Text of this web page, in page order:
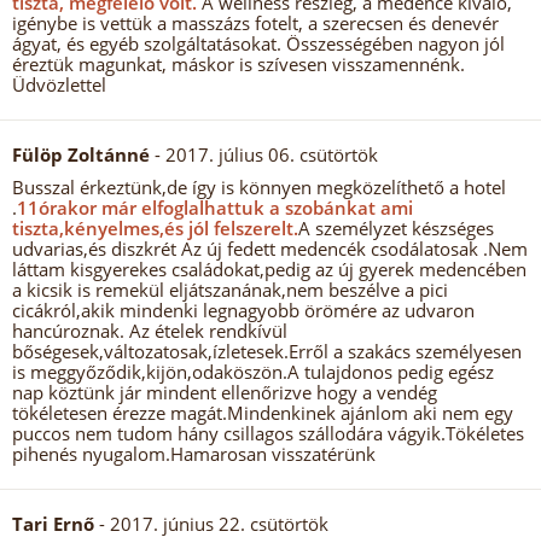
igénybe is vettük a masszázs fotelt, a szerecsen és denevér
ágyat, és egyéb szolgáltatásokat. Összességében nagyon jól
éreztük magunkat, máskor is szívesen visszamennénk.
Üdvözlettel
Fülöp Zoltánné - 2017. július 06. csütörtök
Busszal érkeztünk,de így is könnyen megközelíthető a hotel
.11órakor már elfoglalhattuk a szobánkat ami
tiszta,kényelmes,és jól felszerelt.A személyzet készséges
udvarias,és diszkrét Az új fedett medencék csodálatosak .Nem
láttam kisgyerekes családokat,pedig az új gyerek medencében
a kicsik is remekül eljátszanának,nem beszélve a pici
cicákról,akik mindenki legnagyobb örömére az udvaron
hancúroznak. Az ételek rendkívül
bőségesek,változatosak,ízletesek.Erről a szakács személyesen
is meggyőződik,kijön,odaköszön.A tulajdonos pedig egész
nap köztünk jár mindent ellenőrizve hogy a vendég
tökéletesen érezze magát.Mindenkinek ajánlom aki nem egy
puccos nem tudom hány csillagos szállodára vágyik.Tökéletes
pihenés nyugalom.Hamarosan visszatérünk
Tari Ernő - 2017. június 22. csütörtök